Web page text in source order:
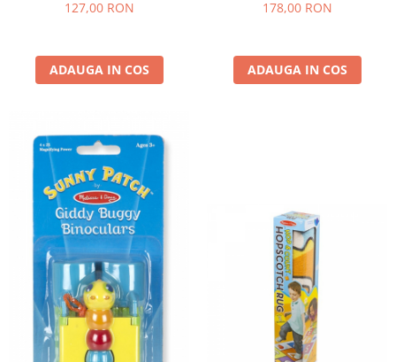
127,00 RON
ADAUGA IN COS
178,00 RON
ADAUGA IN COS